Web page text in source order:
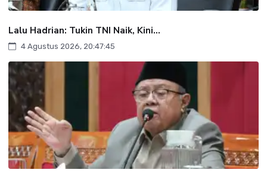
Lalu Hadrian: Tukin TNI Naik, Kini...
4 Agustus 2026, 20:47:45